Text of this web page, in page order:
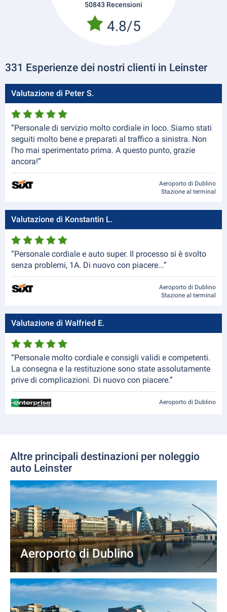
50843 Recensioni
4.8/5
331 Esperienze dei nostri clienti in Leinster
Valutazione di Peter S.
“Personale di servizio molto cordiale in loco. Siamo stati
seguiti molto bene e preparati al traffico a sinistra. Non
l'ho mai sperimentato prima. A questo punto, grazie
ancora!”
Aeroporto di Dublino
Stazione al terminal
Valutazione di Konstantin L.
“Personale cordiale e auto super. Il processo si è svolto
senza problemi, 1A. Di nuovo con piacere...”
Aeroporto di Dublino
Stazione al terminal
Valutazione di Walfried E.
“Personale molto cordiale e consigli validi e competenti.
La consegna e la restituzione sono state assolutamente
prive di complicazioni. Di nuovo con piacere.”
Aeroporto di Dublino
Altre principali destinazioni per noleggio
auto Leinster
Aeroporto di Dublino